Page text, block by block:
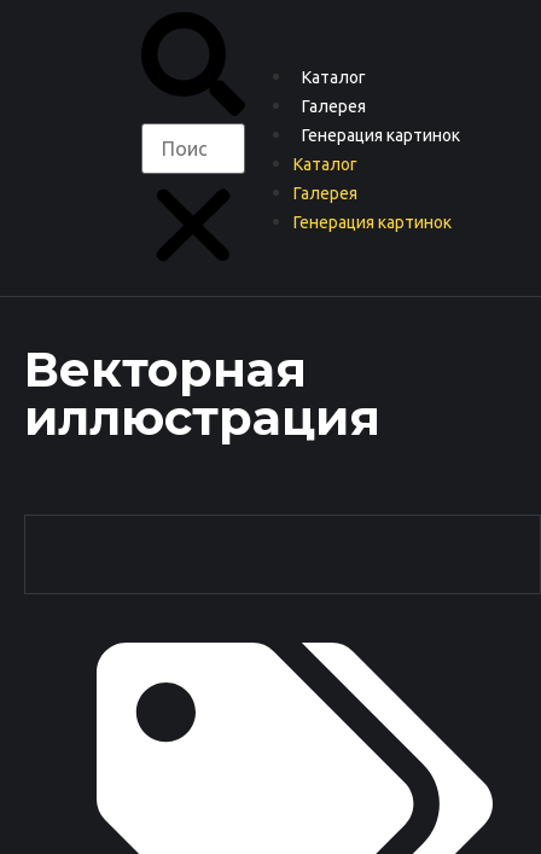
Каталог
Галерея
Генерация картинок
Каталог
Галерея
Генерация картинок
Векторная
иллюстрация